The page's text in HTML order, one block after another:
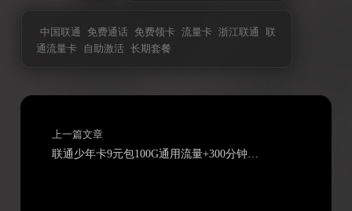
中国联通 免费通话 免费领卡 流量卡 浙江联通
联
通流量卡
自助激活 长期套餐
上一篇文章